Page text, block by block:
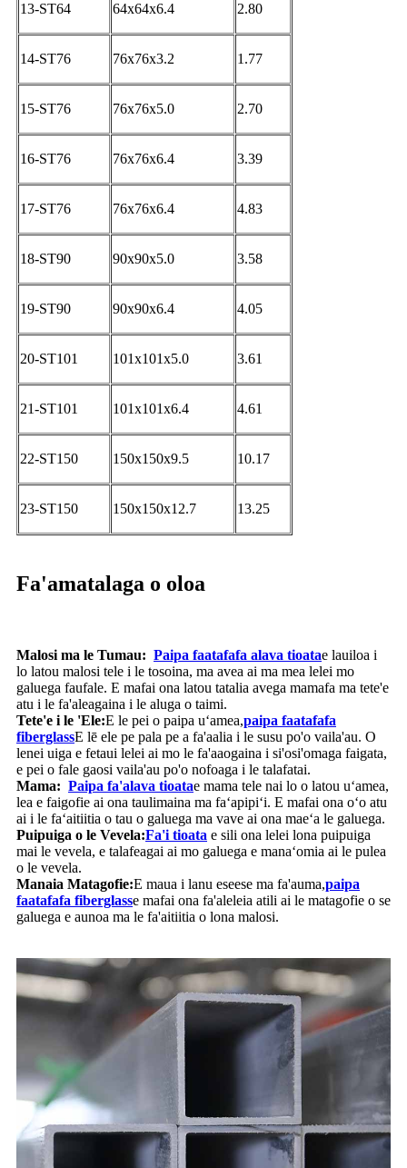
13-ST64 64x64x6.4 2.80
14-ST76 76x76x3.2 1.77
15-ST76 76x76x5.0 2.70
16-ST76 76x76x6.4 3.39
17-ST76 76x76x6.4 4.83
18-ST90 90x90x5.0 3.58
19-ST90 90x90x6.4 4.05
20-ST101 101x101x5.0 3.61
21-ST101 101x101x6.4 4.61
22-ST150 150x150x9.5 10.17
23-ST150 150x150x12.7 13.25
Fa'amatalaga o oloa
Malosi ma le Tumau: Paipa faatafafa alava tioatae lauiloa i
lo latou malosi tele i le tosoina, ma avea ai ma mea lelei mo
galuega faufale. E mafai ona latou tatalia avega mamafa ma tete'e
atu i le fa'aleagaina i le aluga o taimi.
Tete'e i le 'Ele:E le pei o paipa uʻamea,paipa faatafafa
fiberglassE lē ele pe pala pe a fa'aalia i le susu po'o vaila'au. O
lenei uiga e fetaui lelei ai mo le fa'aaogaina i si'osi'omaga faigata,
e pei o fale gaosi vaila'au po'o nofoaga i le talafatai.
Mama: Paipa fa'alava tioatae mama tele nai lo o latou uʻamea,
lea e faigofie ai ona taulimaina ma faʻapipiʻi. E mafai ona oʻo atu
ai i le faʻaitiitia o tau o galuega ma vave ai ona maeʻa le galuega.
Puipuiga o le Vevela:Fa'i tioata e sili ona lelei lona puipuiga
mai le vevela, e talafeagai ai mo galuega e manaʻomia ai le pulea
o le vevela.
Manaia Matagofie:E maua i lanu eseese ma fa'auma,paipa
faatafafa fiberglasse mafai ona fa'aleleia atili ai le matagofie o se
galuega e aunoa ma le fa'aitiitia o lona malosi.